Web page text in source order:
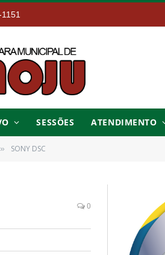
SESSÕES ATENDIMENTO
» SONY DSC
0